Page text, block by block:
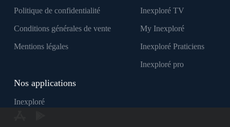
Politique de confidentialité
Conditions générales de vente
Mentions légales
Inexploré TV
My Inexploré
Inexploré Praticiens
Inexploré pro
Nos applications
Inexploré